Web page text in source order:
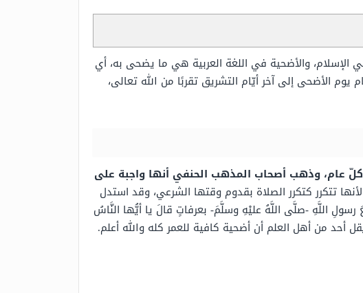
والأضحية في اللغة العربية هي ما يضحى به، أي
الأضحى إلى آخر أيّام التشريق تقربًا من الله تعالى،
عام، وذهب أصحاب المذهب الحنفي أنها واجبة على
تتكرر كتكرر الصلاة بقدوم وقتها الشرعي، وقد استدل
اللَّهِ -صلَّى اللَّهُ عليْهِ وسلَّمَ- بعرفاتٍ قالَ يا أيُّها النَّاسُ
أحد من أهل العلم أن أضحية كافية للعمر كله والله أعلم.